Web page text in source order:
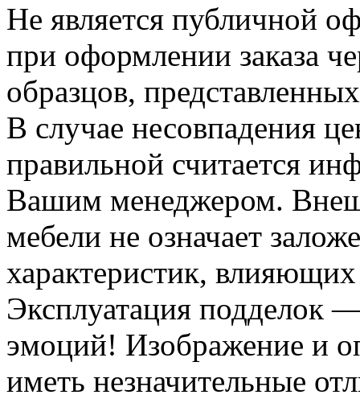
Не является публичной
при оформлении заказа
образцов,
В случае несовпадения
правильной считается
Вашим менеджером.
мебели не означает
характеристик, влияющих
Эксплуатация подделок
эмоций! Изображение и
иметь незначительные